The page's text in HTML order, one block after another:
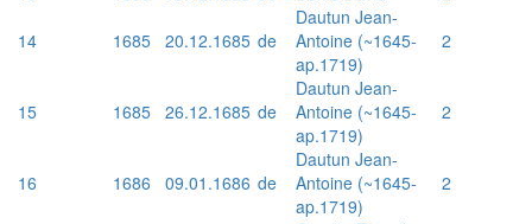
14
1685 20.12.1685 de
Dautun Jean-
Antoine (~1645-
ap.1719)
2
15 1685 26.12.1685 de
Dautun Jean-
Antoine (~1645-
ap.1719)
2
16 1686 09.01.1686 de
Dautun Jean-
Antoine (~1645-
ap.1719)
2